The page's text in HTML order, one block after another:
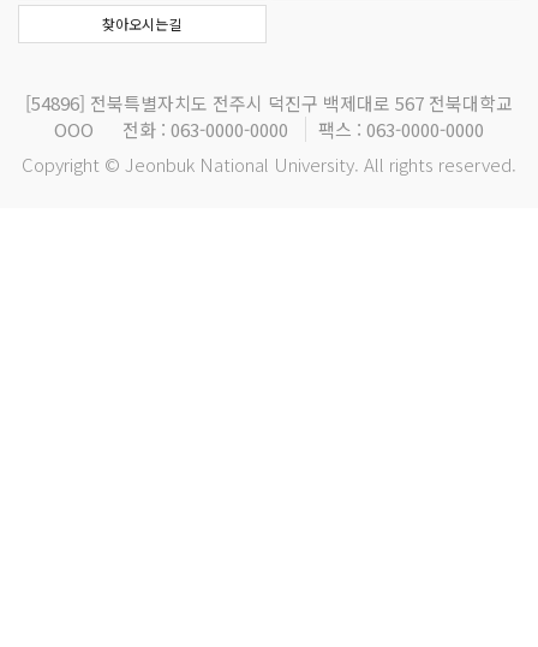
찾아오시는길
[54896] 전북특별자치도 전주시 덕진구 백제대로 567 전북대학교
OOO
전화 : 063-0000-0000
팩스 : 063-0000-0000
Copyright © Jeonbuk National University. All rights reserved.